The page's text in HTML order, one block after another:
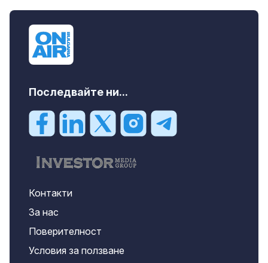
Последвайте ни...
Контакти
За нас
Поверителност
Условия за ползване